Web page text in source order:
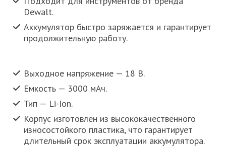
Dewalt.
Аккумулятор быстро заряжается и гарантирует
продолжительную работу.
Выходное напряжение — 18 В.
Емкость — 3000 мАч.
Тип — Li-Ion.
Корпус изготовлен из высококачественного
износостойкого пластика, что гарантирует
длительный срок эксплуатации аккумулятора.